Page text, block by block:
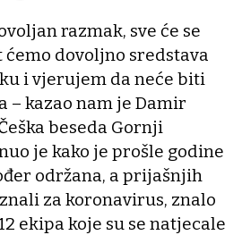
razmak, sve će se
dovoljno sredstava
i vjerujem da neće biti
kazao nam je Damir
beseda Gornji
je kako je prošle godine
održana, a prijašnjih
za koronavirus, znalo
ekipa koje su se natjecale